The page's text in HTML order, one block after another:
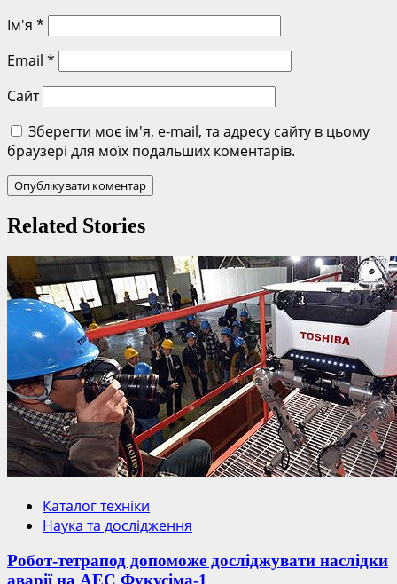
Ім'я *
Email *
Сайт
Зберегти моє ім'я, e-mail, та адресу сайту в цьому
браузері для моїх подальших коментарів.
Related Stories
Каталог техніки
Наука та дослідження
Робот-тетрапод допоможе досліджувати наслідки